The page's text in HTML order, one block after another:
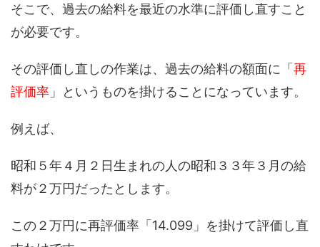
そこで、過去の給料を最近の水準に評価し直すこと
が必要です。
その評価し直しの作業は、過去の給料の額面に「 再
評価率 」というものを掛けることになっています。
例えば、
昭和５年４月２日生まれの人の昭和３３年３月の給
料が２万円だったとします。
この２万円に再評価率「14.099」を掛けて評価し直